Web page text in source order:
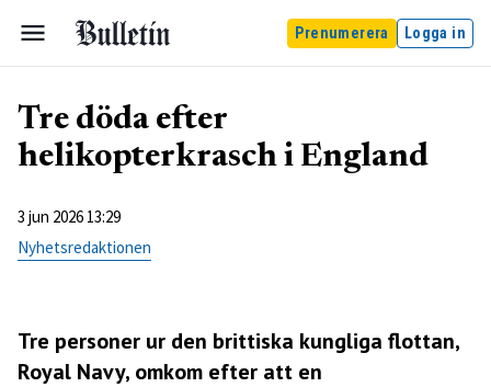
Prenumerera Logga in
Tre döda efter
helikopterkrasch i England
3 jun 2026 13:29
Nyhetsredaktionen
Tre personer ur den brittiska kungliga flottan,
Royal Navy, omkom efter att en